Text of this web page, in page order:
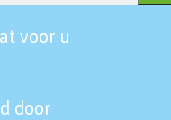
voor u
door